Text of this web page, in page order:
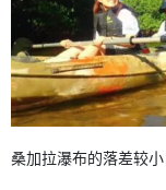
桑加拉瀑布的落差较小